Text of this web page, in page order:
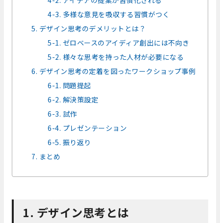
4-3. 多様な意見を吸収する習慣がつく
5. デザイン思考のデメリットとは？
5-1. ゼロベースのアイディア創出には不向き
5-2. 様々な思考を持った人材が必要になる
6. デザイン思考の定着を図ったワークショップ事例
6-1. 問題提起
6-2. 解決策設定
6-3. 試作
6-4. プレゼンテーション
6-5. 振り返り
7. まとめ
1. デザイン思考とは